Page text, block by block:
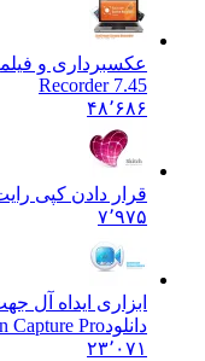
عکسبرداری و
Recorder 7.45
۴۸٬۶۸۶
قرار دادن کپی رایت
۷٬۹۷۵
ابزاری ایداه آل جهت
Capture Pro
۲۳٬۰۷۱